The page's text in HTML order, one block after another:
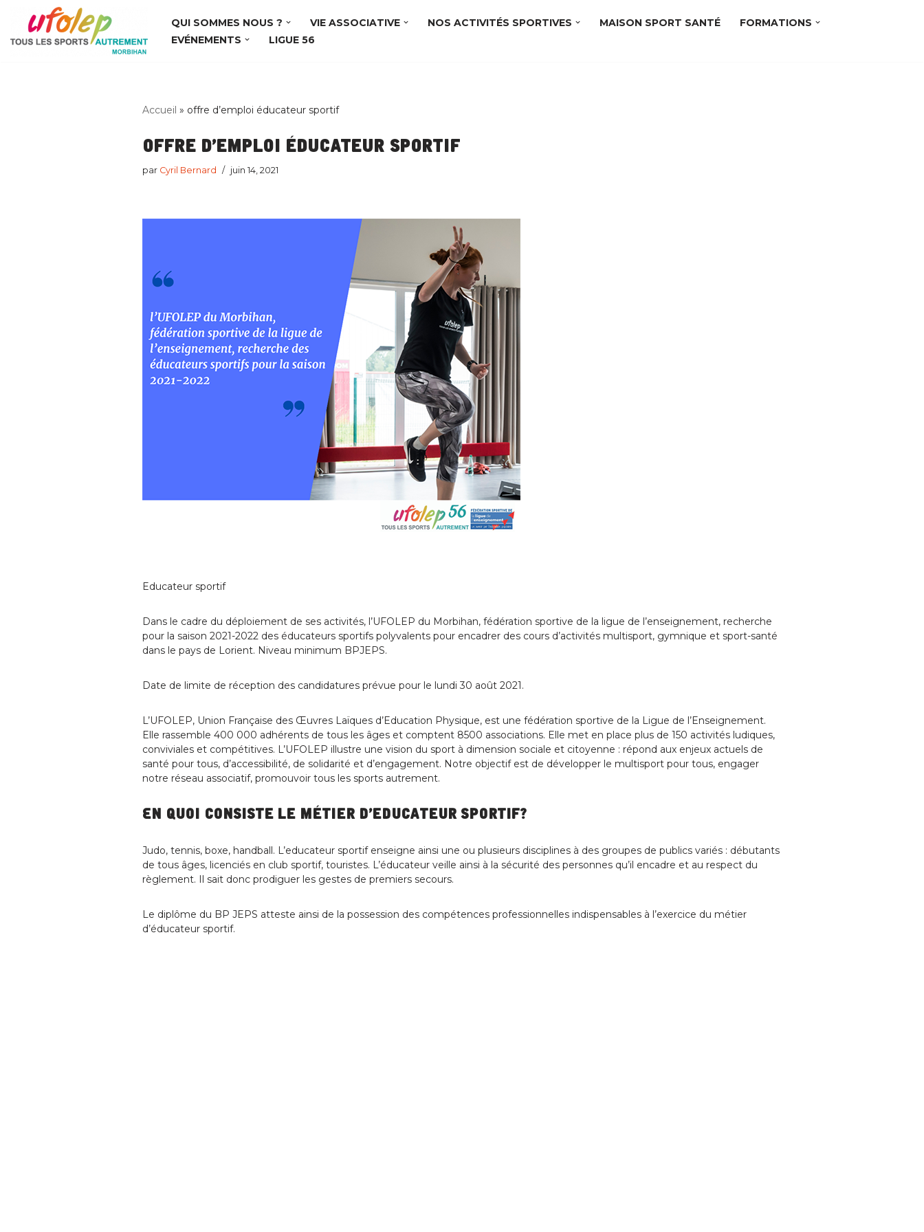
Aller
QUI SOMMES NOUS ? VIE ASSOCIATIVE NOS ACTIVITÉS SPORTIVES MAISON SPORT SANTÉ
FORMATIONS
EVÉNEMENTS
LIGUE 56
Accueil » offre d’emploi éducateur sportif
offre d’emploi éducateur sportif
par Cyril Bernard juin 14, 2021
Educateur sportif
Dans le cadre du déploiement de ses activités, l’UFOLEP du Morbihan, fédération sportive de la ligue de l’enseignement, recherche
pour la saison 2021-2022 des éducateurs sportifs polyvalents pour encadrer des cours d’activités multisport, gymnique et sport-santé
dans le pays de Lorient. Niveau minimum BPJEPS.
Date de limite de réception des candidatures prévue pour le lundi 30 août 2021.
L’UFOLEP, Union Française des Œuvres Laïques d’Education Physique, est une fédération sportive de la Ligue de l’Enseignement.
Elle rassemble 400 000 adhérents de tous les âges et comptent 8500 associations. Elle met en place plus de 150 activités ludiques,
conviviales et compétitives. L’UFOLEP illustre une vision du sport à dimension sociale et citoyenne : répond aux enjeux actuels de
santé pour tous, d’accessibilité, de solidarité et d’engagement. Notre objectif est de développer le multisport pour tous, engager
notre réseau associatif, promouvoir tous les sports autrement.
En quoi consiste le métier d’educateur sportif?
Judo, tennis, boxe, handball. L’educateur sportif enseigne ainsi une ou plusieurs disciplines à des groupes de publics variés : débutants
de tous âges, licenciés en club sportif, touristes. L’éducateur veille ainsi à la sécurité des personnes qu’il encadre et au respect du
règlement. Il sait donc prodiguer les gestes de premiers secours.
Le diplôme du BP JEPS atteste ainsi de la possession des compétences professionnelles indispensables à l’exercice du métier
d’éducateur sportif.